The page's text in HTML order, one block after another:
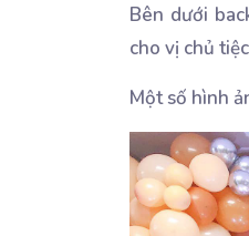
Bên dưới
cho vị chủ
Một số hình